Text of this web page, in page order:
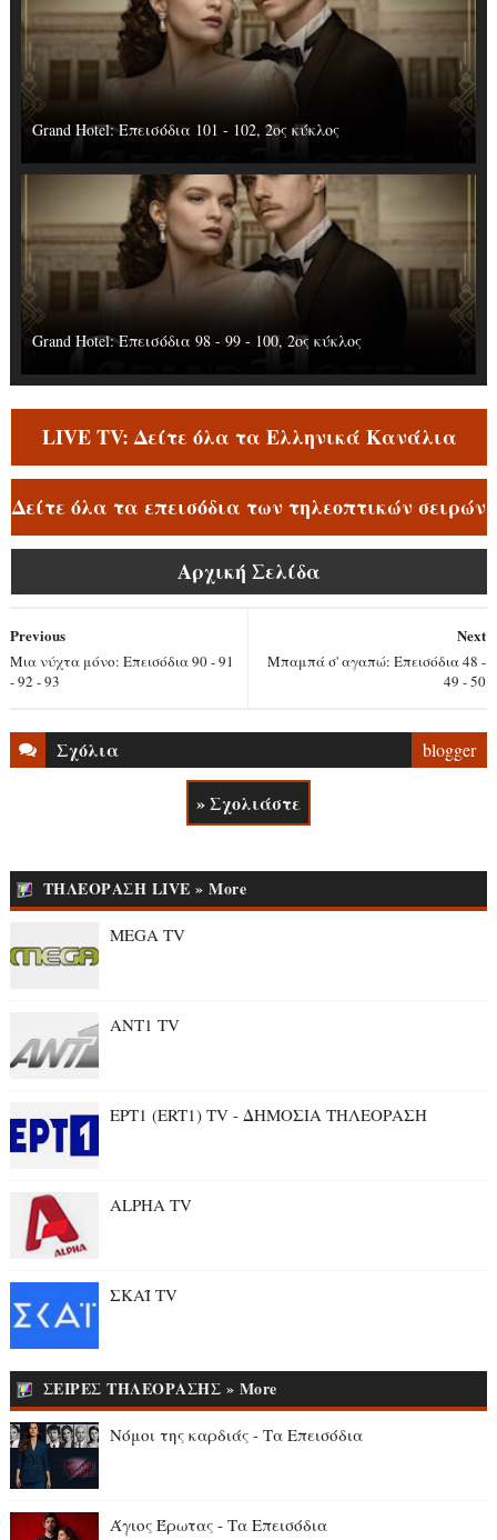
Grand Hotel: Επεισόδια 101 - 102, 2ος κύκλος
Grand Hotel: Επεισόδια 98 - 99 - 100, 2ος κύκλος
LIVE TV: Δείτε όλα τα Ελληνικά Κανάλια
Δείτε όλα τα επεισόδια των τηλεοπτικών σειρών
Αρχική Σελίδα
Next
Μπαμπά σ' αγαπώ: Επεισόδια 48 -
49 - 50
Previous
Μια νύχτα μόνο: Επεισόδια 90 - 91
- 92 - 93
Σχόλια blogger
» Σχολιάστε
ΤΗΛΕΟΡΑΣΗ LIVE » More
MEGA TV
ANT1 TV
ΕΡΤ1 (ERT1) TV - ΔΗΜΟΣΙΑ ΤΗΛΕΟΡΑΣΗ
ALPHA TV
ΣΚΑΪ TV
ΣΕΙΡΕΣ ΤΗΛΕΟΡΑΣΗΣ » More
Νόμοι της καρδιάς - Τα Επεισόδια
Άγιος Έρωτας - Τα Επεισόδια